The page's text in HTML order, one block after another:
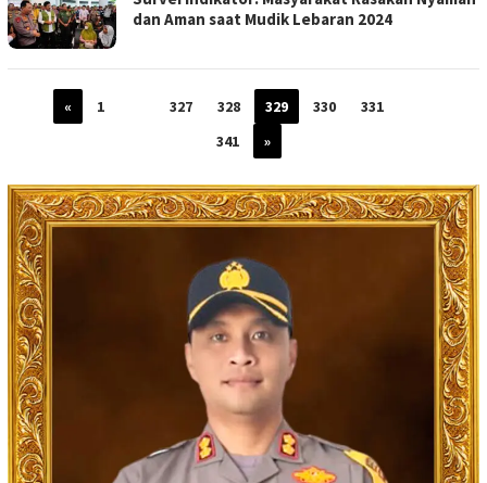
dan Aman saat Mudik Lebaran 2024
« 1 327 328 329 330 331
341
»